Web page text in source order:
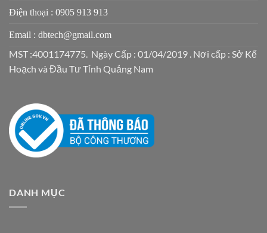
Điện thoại : 0905 913 913
Email : dbtech@gmail.com
MST :4001174775. Ngày Cấp : 01/04/2019 . Nơi cấp : Sở Kế
Hoạch và Đầu Tư Tỉnh Quảng Nam
DANH MỤC